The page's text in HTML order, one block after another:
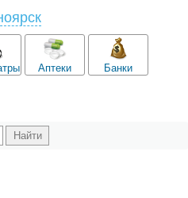
Аптеки Банки